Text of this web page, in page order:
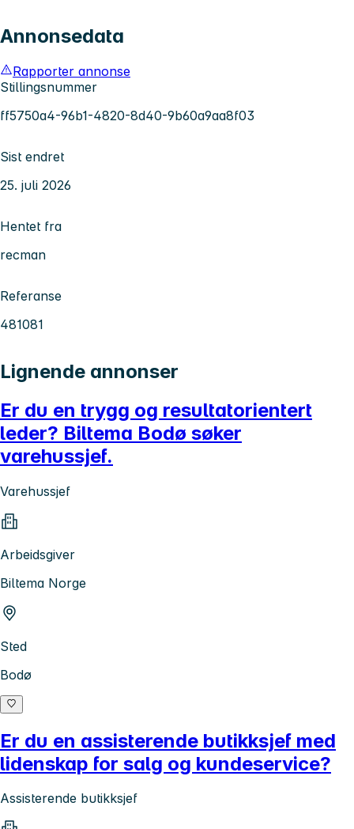
Annonsedata
Rapporter annonse
Stillingsnummer
ff5750a4-96b1-4820-8d40-9b60a9aa8f03
Sist endret
25. juli 2026
Hentet fra
recman
Referanse
481081
Lignende annonser
Er du en trygg og resultatorientert
leder? Biltema Bodø søker
varehussjef.
Varehussjef
Arbeidsgiver
Biltema Norge
Sted
Bodø
Er du en assisterende butikksjef med
lidenskap for salg og kundeservice?
Assisterende butikksjef